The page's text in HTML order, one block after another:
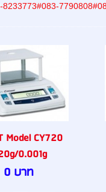
Model CY720
0.001g
0 บาท